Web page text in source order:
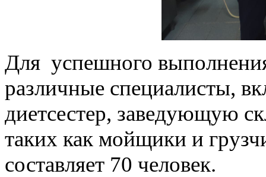
Для успешного
различные специалисты,
диетсестер, заведующую
таких как мойщики и
составляет 70 человек.